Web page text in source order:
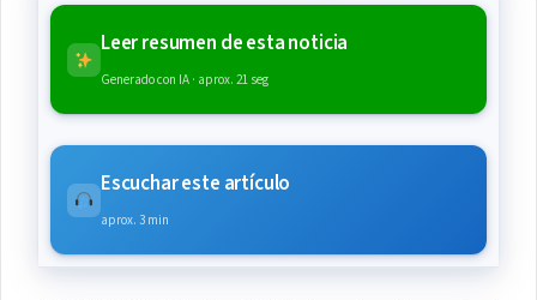
Leer resumen de esta noticia
Generado con IA · aprox. 21 seg
Escuchar este artículo
aprox. 3 min